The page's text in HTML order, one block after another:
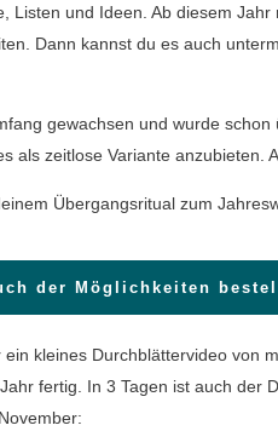
Listen und Ideen. Ab diesem
Dann kannst du es auch
gewachsen und wurde
als zeitlose Variante anzubieten.
Übergangsritual zum
der Möglichkeiten
kleines Durchblättervideo von
fertig. In 3 Tagen ist auch der